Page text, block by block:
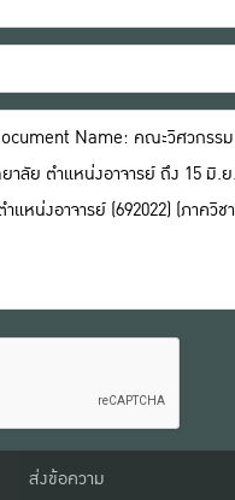
ส่งข้อความ